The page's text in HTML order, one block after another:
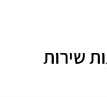
שירות